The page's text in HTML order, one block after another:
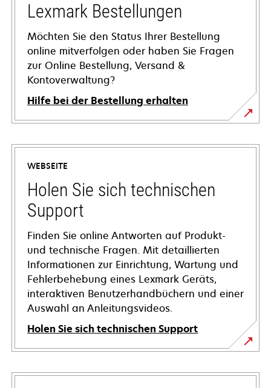
Lexmark Bestellungen
Möchten Sie den Status Ihrer Bestellung
online mitverfolgen oder haben Sie Fragen
zur Online Bestellung, Versand &
Kontoverwaltung?
Hilfe bei der Bestellung erhalten
WEBSEITE
Holen Sie sich technischen
Support
Finden Sie online Antworten auf Produkt-
und technische Fragen. Mit detaillierten
Informationen zur Einrichtung, Wartung und
Fehlerbehebung eines Lexmark Geräts,
interaktiven Benutzerhandbüchern und einer
Auswahl an Anleitungsvideos.
Holen Sie sich technischen Support
wird
in